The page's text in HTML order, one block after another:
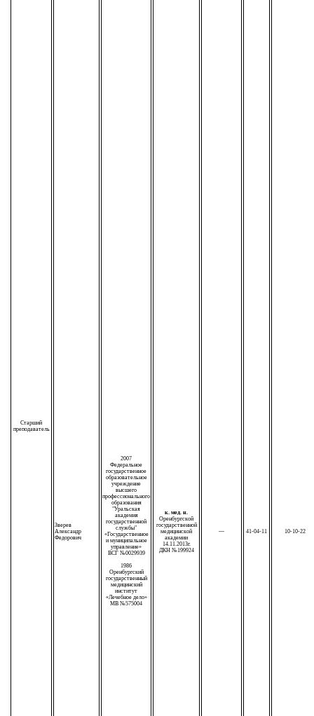
Старший
преподаватель
Зверев
Александр
Федорович
2007
Федеральное
государственное
образовательное
учреждение
высшего
профессионального
образования
"Уральская
академия
государственной
службы"
«Государственное
и муниципальное
управление»
ВСГ №0029939
1986
Оренбургский
государственный
медицинский
институт
«Лечебное дело»
МВ №575004
к. мед. н.
Оренбургской
государственной
медицинской
академии
14.11.2013г.
ДКН №199924
— 41-04-11 10-10-22